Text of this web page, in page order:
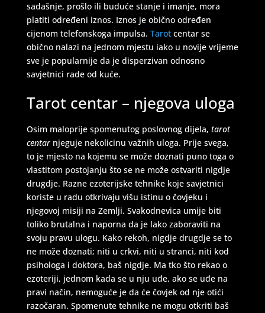
sadašnje, prošlo ili buduće stanje i imanje, mora
platiti određeni iznos. Iznos je obično određen
cijenom telefonskoga impulsa. Tarotcentar se
obično nalazi na jednom mjestu iako u novije vrijeme
sve je popularnije da je disperzivan odnosno
savjetnici rade od kuće.
Tarot centar – njegova uloga
Osim maloprije spomenutog poslovnog dijela, tarot
centarnjeguje nekolicinu važnih uloga. Prije svega,
to je mjesto na kojemu se može doznati puno toga o
vlastitom postojanju što se ne može ostvariti nigdje
drugdje. Razne ezoterijske tehnike koje savjetnici
koriste u radu otkrivaju višu istinu o čovjeku i
njegovoj misiji na Zemlji. Svakodnevica umije biti
toliko brutalna i naporna da je lako zaboraviti na
svoju pravu ulogu. Kako rekoh, nigdje drugdje se to
ne može doznati; niti u crkvi, niti u stranci, niti kod
psihologa i doktora, baš nigdje. Ma tko što rekao o
ezoteriji, jednom kada se u nju uđe, ako se uđe na
pravi način, nemoguće je da će čovjek od nje otići
razočaran. Spomenute tehnike ne mogu otkriti baš